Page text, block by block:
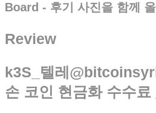
Board - 후기 사진을 함께
Review
k3S_텔레
손 코인 현금화 수수료